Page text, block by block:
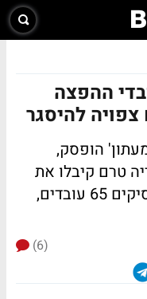
במעריב: 450 עובדי ההפצה
להיסגר
הופסק,
טרם קיבלו את
שכר אפריל. המקומונים שמעסיקים 65 עובדים,
(6)